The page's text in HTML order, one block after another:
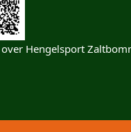
Hengelsport